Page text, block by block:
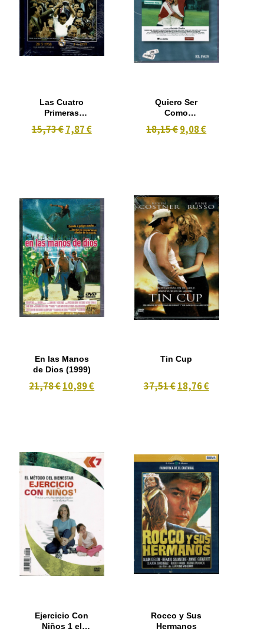
Las Cuatro
Primeras
Copas del
Real Madrid +
15,73 € 7,87 €
Quiero Ser
Como
Beckham
(2002)
18,15 €9,08 €
En las Manos
de Dios (1999)
21,78 €10,89 €
Tin Cup
37,51 € 18,76 €
Ejercicio Con
Niños 1 el
Rocco y Sus
Hermanos